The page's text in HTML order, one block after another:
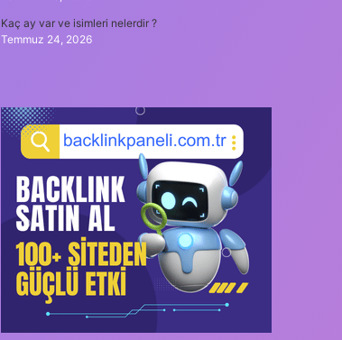
Kaç ay var ve isimleri nelerdir ?
Temmuz 24, 2026